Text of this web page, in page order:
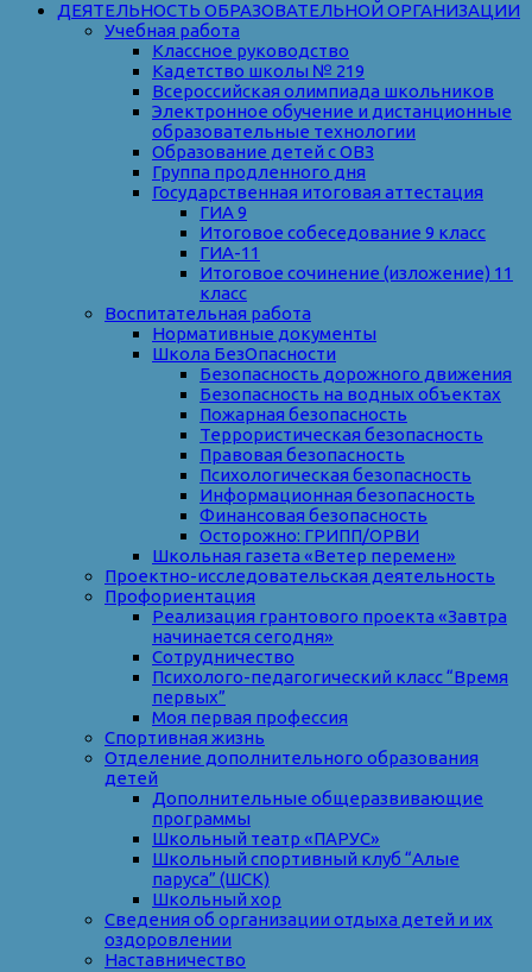
ДЕЯТЕЛЬНОСТЬ ОБРАЗОВАТЕЛЬНОЙ ОРГАНИЗАЦИИ
Учебная работа
Классное руководство
Кадетство школы № 219
Всероссийская олимпиада школьников
Электронное обучение и дистанционные
образовательные технологии
Образование детей с ОВЗ
Группа продленного дня
Государственная итоговая аттестация
ГИА 9
Итоговое собеседование 9 класс
ГИА-11
Итоговое сочинение (изложение) 11
класс
Воспитательная работа
Нормативные документы
Школа БезОпасности
Безопасность дорожного движения
Безопасность на водных объектах
Пожарная безопасность
Террористическая безопасность
Правовая безопасность
Психологическая безопасность
Информационная безопасность
Финансовая безопасность
Осторожно: ГРИПП/ОРВИ
Школьная газета «Ветер перемен»
Проектно-исследовательская деятельность
Профориентация
Реализация грантового проекта «Завтра
начинается сегодня»
Сотрудничество
Психолого-педагогический класс “Время
первых”
Моя первая профессия
Спортивная жизнь
Отделение дополнительного образования
детей
Дополнительные общеразвивающие
программы
Школьный театр «ПАРУС»
Школьный спортивный клуб “Алые
паруса” (ШСК)
Школьный хор
Сведения об организации отдыха детей и их
оздоровлении
Наставничество